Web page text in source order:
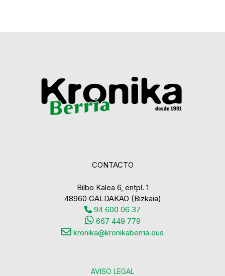
CONTACTO
Bilbo Kalea 6, entpl. 1
48960 GALDAKAO (Bizkaia)
94 600 06 37
667 449 779
kronika@kronikaberria.eus
AVISO LEGAL